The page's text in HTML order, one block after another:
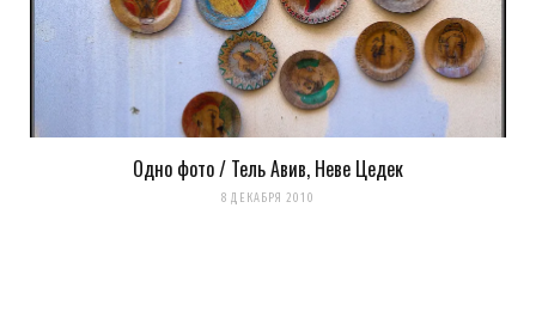
Одно фото / Тель Авив, Неве Цедек
8 ДЕКАБРЯ 2010